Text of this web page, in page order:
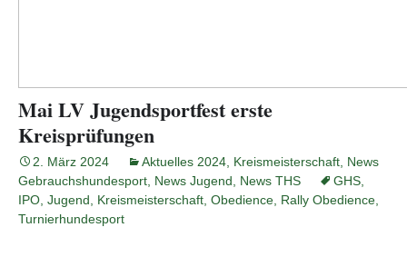
Mai LV Jugendsportfest erste
Kreisprüfungen
2. März 2024 Aktuelles 2024 Kreismeisterschaft News
Gebrauchshundesport News Jugend News THS GHS
IPO Jugend Kreismeisterschaft Obedience Rally Obedience
Turnierhundesport